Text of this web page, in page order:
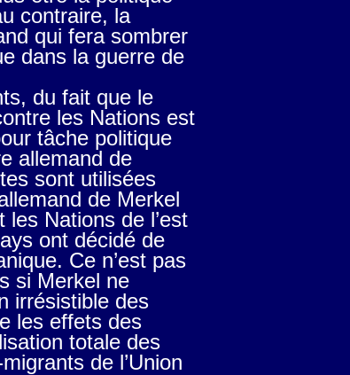
contraire, la
qui fera sombrer
dans la guerre de
du fait que le
les Nations est
tâche politique
allemand de
sont utilisées
de Merkel
les Nations de l’est
ont décidé de
Ce n’est pas
si Merkel ne
irrésistible des
les effets des
totale des
de l’Union